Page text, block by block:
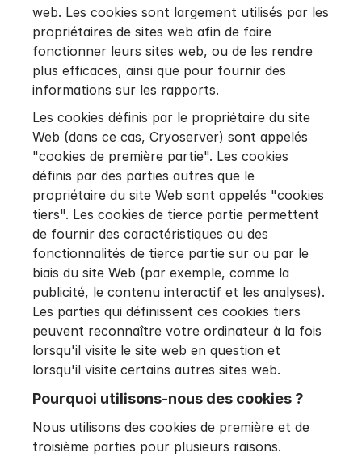
web. Les cookies sont largement utilisés par les
propriétaires de sites web afin de faire
fonctionner leurs sites web, ou de les rendre
plus efficaces, ainsi que pour fournir des
informations sur les rapports.
Les cookies définis par le propriétaire du site
Web (dans ce cas, Cryoserver) sont appelés
"cookies de première partie". Les cookies
définis par des parties autres que le
propriétaire du site Web sont appelés "cookies
tiers". Les cookies de tierce partie permettent
de fournir des caractéristiques ou des
fonctionnalités de tierce partie sur ou par le
biais du site Web (par exemple, comme la
publicité, le contenu interactif et les analyses).
Les parties qui définissent ces cookies tiers
peuvent reconnaître votre ordinateur à la fois
lorsqu'il visite le site web en question et
lorsqu'il visite certains autres sites web.
Pourquoi utilisons-nous des cookies ?
Nous utilisons des cookies de première et de
troisième parties pour plusieurs raisons.